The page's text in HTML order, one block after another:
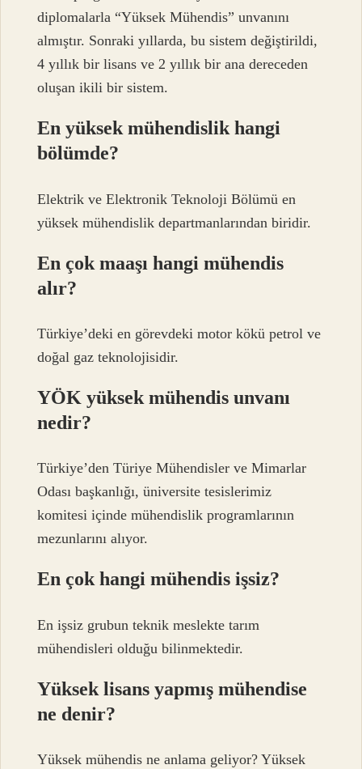
diplomalarla “Yüksek Mühendis” unvanını
almıştır. Sonraki yıllarda, bu sistem değiştirildi,
4 yıllık bir lisans ve 2 yıllık bir ana dereceden
oluşan ikili bir sistem.
En yüksek mühendislik hangi
bölümde?
Elektrik ve Elektronik Teknoloji Bölümü en
yüksek mühendislik departmanlarından biridir.
En çok maaşı hangi mühendis
alır?
Türkiye’deki en görevdeki motor kökü petrol ve
doğal gaz teknolojisidir.
YÖK yüksek mühendis unvanı
nedir?
Türkiye’den Türiye Mühendisler ve Mimarlar
Odası başkanlığı, üniversite tesislerimiz
komitesi içinde mühendislik programlarının
mezunlarını alıyor.
En çok hangi mühendis işsiz?
En işsiz grubun teknik meslekte tarım
mühendisleri olduğu bilinmektedir.
Yüksek lisans yapmış mühendise
ne denir?
Yüksek mühendis ne anlama geliyor? Yüksek